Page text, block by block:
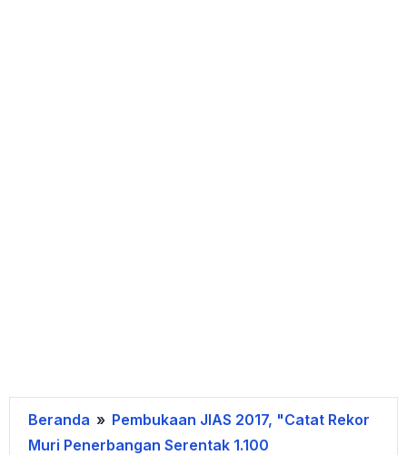
Beranda » Pembukaan JIAS 2017, "Catat Rekor
Muri Penerbangan Serentak 1.100